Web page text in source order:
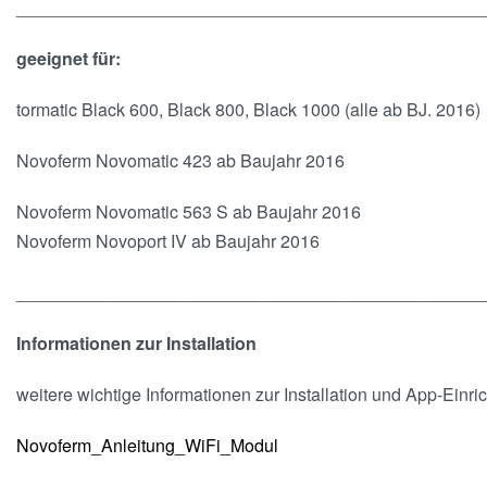
geeignet für:
tormatic Black 600, Black 800, Black 1000 (alle ab BJ. 2016)
Novoferm Novomatic 423 ab Baujahr 2016
Novoferm Novomatic 563 S ab Baujahr 2016
Novoferm Novoport IV ab Baujahr 2016
Informationen zur Installation
weitere wichtige Informationen zur Installation und App-
Novoferm_Anleitung_WiFi_Modul